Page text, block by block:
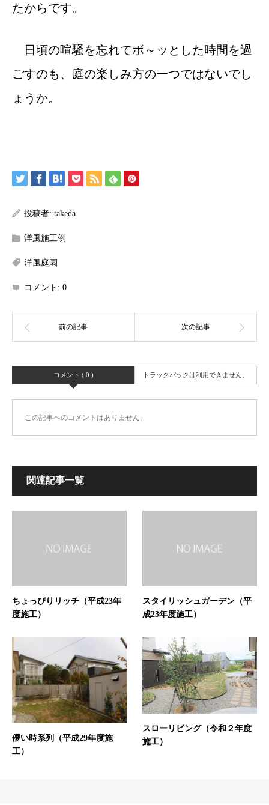
たからです。
日頃の喧騒を忘れてボ～ッとした時間を過
ごすのも、庭の楽しみ方の一つではないでし
ょうか。
投稿者: takeda
洋風施工例
洋風庭園
コメント: 0
コメント ( 0 ) トラックバックは利用できません。
この記事へのコメントはありません。
関連記事一覧
ちょっぴりリッチ（平成23年
度施工）
スタイリッシュガーデン（平
成23年度施工）
儚い時系列（平成29年度施
工）
スローリビング（令和２年度
施工）